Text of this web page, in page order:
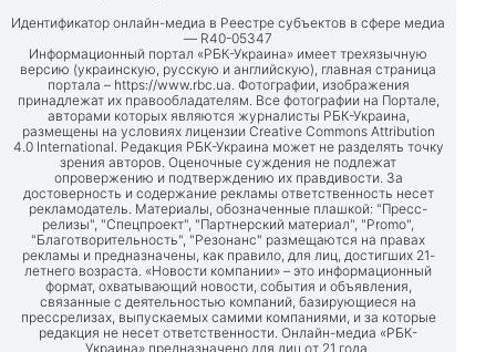
Идентификатор онлайн-медиа в Реестре субъектов в сфере медиа
— R40-05347
Информационный портал «РБК-Украина» имеет трехязычную
версию (украинскую, русскую и английскую), главная страница
портала – https://www.rbc.ua . Фотографии, изображения
принадлежат их правообладателям. Все фотографии на Портале,
авторами которых являются журналисты РБК-Украина,
размещены на условиях лицензии Creative Commons Attribution
4.0 International. Редакция РБК-Украина может не разделять точку
зрения авторов. Оценочные суждения не подлежат
опровержению и подтверждению их правдивости. За
достоверность и содержание рекламы ответственность несет
рекламодатель. Материалы, обозначенные плашкой: "Пресс-
релизы", "Спецпроект", "Партнерский материал", "Promo",
"Благотворительность", "Резонанс" размещаются на правах
рекламы и предназначены, как правило, для лиц, достигших 21-
летнего возраста. «Новости компании» – это информационный
формат, охватывающий новости, события и объявления,
связанные с деятельностью компаний, базирующиеся на
прессрелизах, выпускаемых самими компаниями, и за которые
редакция не несет ответственности. Онлайн-медиа «РБК-
Украина» предназначено для лиц от 21 года.